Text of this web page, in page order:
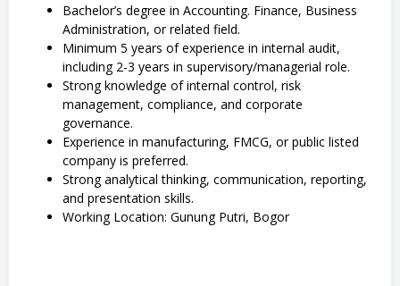
Bachelor’s degree in Accounting. Finance, Business
Administration, or related field.
Minimum 5 years of experience in internal audit,
including 2-3 years in supervisory/managerial role.
Strong knowledge of internal control, risk
management, compliance, and corporate
governance.
Experience in manufacturing, FMCG, or public listed
company is preferred.
Strong analytical thinking, communication, reporting,
and presentation skills.
Working Location: Gunung Putri, Bogor